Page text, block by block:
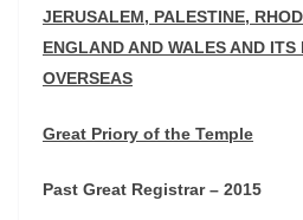
JERUSALEM, PALESTINE,
ENGLAND AND WALES AND ITS
OVERSEAS
Great Priory of the Temple
Past Great Registrar – 2015